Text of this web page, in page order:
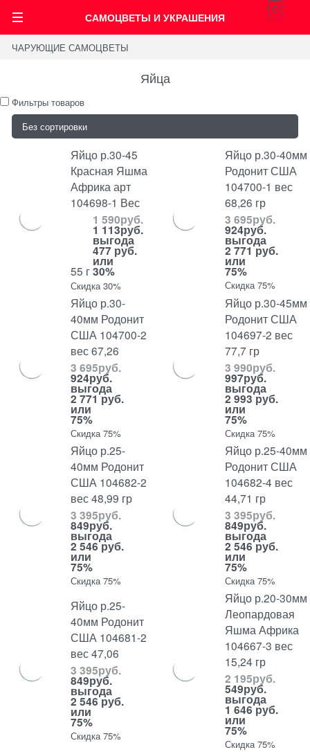
САМОЦВЕТЫ И УКРАШЕНИЯ
0
ЧАРУЮЩИЕ САМОЦВЕТЫ
Яйца
Фильтры товаров
Яйцо р.30-45
Красная Яшма
Африка арт
104698-1 Вес
55 г
1 590руб.
1 113руб.
выгода
477 руб.
или
30%
Скидка 30%
Яйцо р.30-40мм
Родонит США
104700-1 вес
68,26 гр
3 695руб.
924руб.
выгода
2 771 руб.
или
75%
Скидка 75%
Яйцо р.30-
40мм Родонит
США 104700-2
вес 67,26
3 695руб.
924руб.
выгода
2 771 руб.
или
75%
Скидка 75%
Яйцо р.30-45мм
Родонит США
104697-2 вес
77,7 гр
3 990руб.
997руб.
выгода
2 993 руб.
или
75%
Скидка 75%
Яйцо р.25-
40мм Родонит
США 104682-2
вес 48,99 гр
3 395руб.
849руб.
выгода
2 546 руб.
или
75%
Скидка 75%
Яйцо р.25-40мм
Родонит США
104682-4 вес
44,71 гр
3 395руб.
849руб.
выгода
2 546 руб.
или
75%
Скидка 75%
Яйцо р.25-
40мм Родонит
США 104681-2
вес 47,06
3 395руб.
849руб.
выгода
2 546 руб.
или
75%
Скидка 75%
Яйцо р.20-30мм
Леопардовая
Яшма Африка
104667-3 вес
15,24 гр
2 195руб.
549руб.
выгода
1 646 руб.
или
75%
Скидка 75%